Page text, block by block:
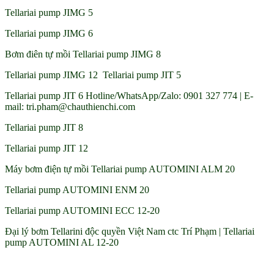
Tellariai pump JIMG 5
Tellariai pump JIMG 6
Bơm điên tự mồi Tellariai pump JIMG 8
Tellariai pump JIMG 12 Tellariai pump JIT 5
Tellariai pump JIT 6 Hotline/WhatsApp/Zalo: 0901 327 774 | E-
mail: tri.pham@chauthienchi.com
Tellariai pump JIT 8
Tellariai pump JIT 12
Máy bơm điện tự mồi Tellariai pump AUTOMINI ALM 20
Tellariai pump AUTOMINI ENM 20
Tellariai pump AUTOMINI ECC 12-20
Đại lý bơm Tellarini độc quyền Việt Nam ctc Trí Phạm | Tellariai
pump AUTOMINI AL 12-20